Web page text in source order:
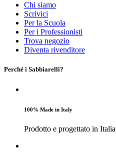
Chi siamo
Scrivici
Per la Scuola
Per i Professionisti
Trova negozio
Diventa rivenditore
Perché i Sabbiarelli?
100% Made in Italy
Prodotto e progettato in Italia